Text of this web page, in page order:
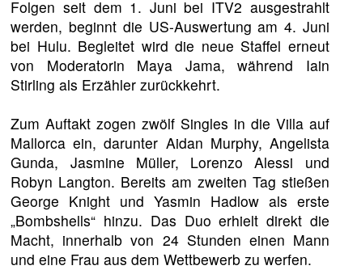
Folgen seit dem 1. Juni bei ITV2 ausgestrahlt
werden, beginnt die US-Auswertung am 4. Juni
bei Hulu. Begleitet wird die neue Staffel erneut
von Moderatorin Maya Jama, während Iain
Stirling als Erzähler zurückkehrt.
Zum Auftakt zogen zwölf Singles in die Villa auf
Mallorca ein, darunter Aidan Murphy, Angelista
Gunda, Jasmine Müller, Lorenzo Alessi und
Robyn Langton. Bereits am zweiten Tag stießen
George Knight und Yasmin Hadlow als erste
„Bombshells“ hinzu. Das Duo erhielt direkt die
Macht, innerhalb von 24 Stunden einen Mann
und eine Frau aus dem Wettbewerb zu werfen.